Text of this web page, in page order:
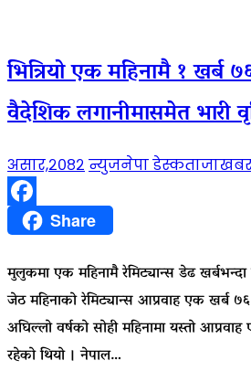
भित्रियो एक महिनामै १ खर्ब
वैदेशिक लगानीमासमेत भारी
असार,२०८२ न्युजनेपा डेस्क
FacebookShare
मुलुकमा एक महिनामै रेमिट्यान्स डेढ खर्बभन्दा
जेठ महिनाको रेमिट्यान्स आप्रवाह एक खर्ब
अघिल्लो वर्षको सोही महिनामा यस्तो
रहेको थियो । नेपाल…